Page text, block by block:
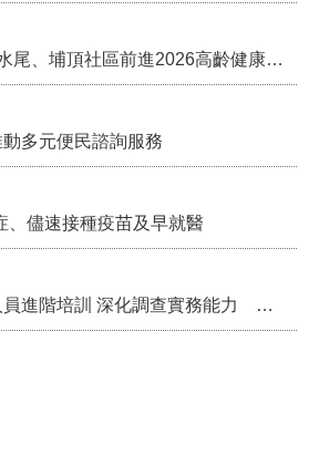
苗栗農村綠色照顧成果登上全國舞台！ 後龍水尾、埔頂社區前進2026高齡健康產業博覽會
多元便民諮詢服務
、儘速接種疫苗及早就醫
苗栗縣辦理115年度校園性別事件調查專業人員進階培訓 深化調查實務能力 持續打造安全友善校園